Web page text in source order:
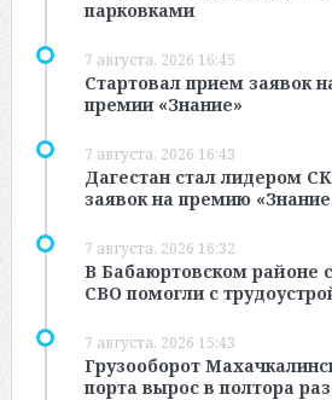
парковками
7 августа, 2026 16:45
Стартовал прием заявок
премии «Знание»
7 августа, 2026 16:43
Дагестан стал лидером
заявок на премию
7 августа, 2026 16:32
В Бабаюртовском районе
СВО помогли с
7 августа, 2026 15:43
Грузооборот
порта вырос в полтора